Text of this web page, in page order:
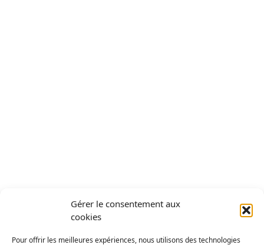
Gérer le consentement aux
cookies
Pour offrir les meilleures expériences, nous utilisons des technologies